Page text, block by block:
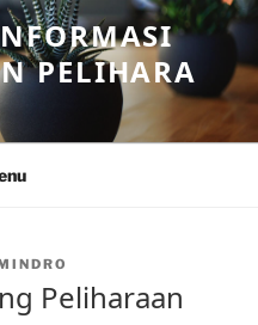
PELIHARA
Peliharaan